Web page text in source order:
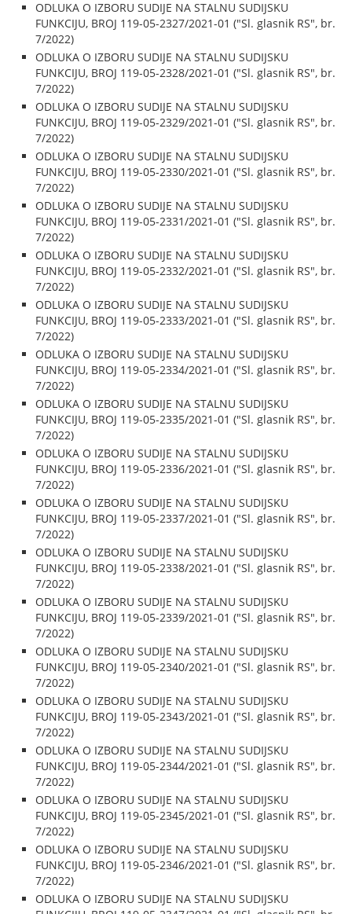
ODLUKA O IZBORU SUDIJE NA STALNU SUDIJSKU
FUNKCIJU, BROJ 119-05-2327/2021-01 ("Sl. glasnik RS", br.
7/2022)
ODLUKA O IZBORU SUDIJE NA STALNU SUDIJSKU
FUNKCIJU, BROJ 119-05-2328/2021-01 ("Sl. glasnik RS", br.
7/2022)
ODLUKA O IZBORU SUDIJE NA STALNU SUDIJSKU
FUNKCIJU, BROJ 119-05-2329/2021-01 ("Sl. glasnik RS", br.
7/2022)
ODLUKA O IZBORU SUDIJE NA STALNU SUDIJSKU
FUNKCIJU, BROJ 119-05-2330/2021-01 ("Sl. glasnik RS", br.
7/2022)
ODLUKA O IZBORU SUDIJE NA STALNU SUDIJSKU
FUNKCIJU, BROJ 119-05-2331/2021-01 ("Sl. glasnik RS", br.
7/2022)
ODLUKA O IZBORU SUDIJE NA STALNU SUDIJSKU
FUNKCIJU, BROJ 119-05-2332/2021-01 ("Sl. glasnik RS", br.
7/2022)
ODLUKA O IZBORU SUDIJE NA STALNU SUDIJSKU
FUNKCIJU, BROJ 119-05-2333/2021-01 ("Sl. glasnik RS", br.
7/2022)
ODLUKA O IZBORU SUDIJE NA STALNU SUDIJSKU
FUNKCIJU, BROJ 119-05-2334/2021-01 ("Sl. glasnik RS", br.
7/2022)
ODLUKA O IZBORU SUDIJE NA STALNU SUDIJSKU
FUNKCIJU, BROJ 119-05-2335/2021-01 ("Sl. glasnik RS", br.
7/2022)
ODLUKA O IZBORU SUDIJE NA STALNU SUDIJSKU
FUNKCIJU, BROJ 119-05-2336/2021-01 ("Sl. glasnik RS", br.
7/2022)
ODLUKA O IZBORU SUDIJE NA STALNU SUDIJSKU
FUNKCIJU, BROJ 119-05-2337/2021-01 ("Sl. glasnik RS", br.
7/2022)
ODLUKA O IZBORU SUDIJE NA STALNU SUDIJSKU
FUNKCIJU, BROJ 119-05-2338/2021-01 ("Sl. glasnik RS", br.
7/2022)
ODLUKA O IZBORU SUDIJE NA STALNU SUDIJSKU
FUNKCIJU, BROJ 119-05-2339/2021-01 ("Sl. glasnik RS", br.
7/2022)
ODLUKA O IZBORU SUDIJE NA STALNU SUDIJSKU
FUNKCIJU, BROJ 119-05-2340/2021-01 ("Sl. glasnik RS", br.
7/2022)
ODLUKA O IZBORU SUDIJE NA STALNU SUDIJSKU
FUNKCIJU, BROJ 119-05-2343/2021-01 ("Sl. glasnik RS", br.
7/2022)
ODLUKA O IZBORU SUDIJE NA STALNU SUDIJSKU
FUNKCIJU, BROJ 119-05-2344/2021-01 ("Sl. glasnik RS", br.
7/2022)
ODLUKA O IZBORU SUDIJE NA STALNU SUDIJSKU
FUNKCIJU, BROJ 119-05-2345/2021-01 ("Sl. glasnik RS", br.
7/2022)
ODLUKA O IZBORU SUDIJE NA STALNU SUDIJSKU
FUNKCIJU, BROJ 119-05-2346/2021-01 ("Sl. glasnik RS", br.
7/2022)
ODLUKA O IZBORU SUDIJE NA STALNU SUDIJSKU